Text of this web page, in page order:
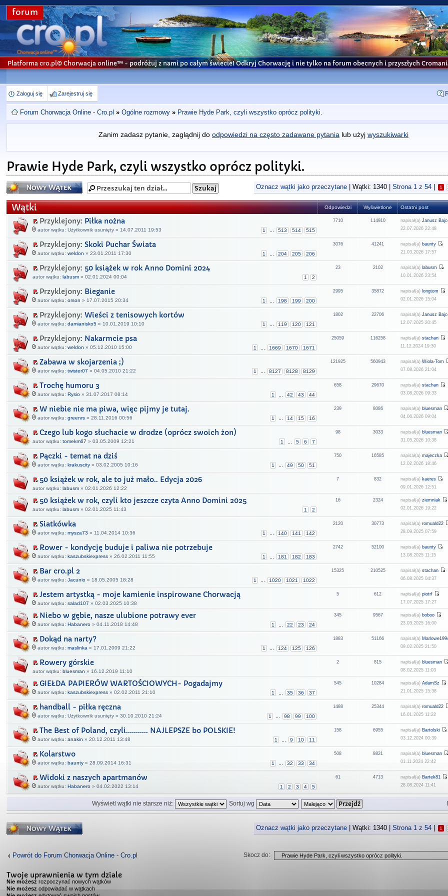
forum
Platforma cro.pl© Chorwacja online™ - podróżuj z nami po całym świecie! Odkryj Chorwację i nie tylko na forum obecnych i przyszłych
Zaloguj się Zarejestruj się
Forum Chorwacja Online - Cro.pl » Ogólne rozmowy » Prawie Hyde Park, czyli wszystko oprócz polityki.
Zanim zadasz pytanie, zaglądnij do odpowiedzi na często zadawane pytania lub użyj wyszukiwarki
Prawie Hyde Park, czyli wszystko oprócz polityki.
Napisz wątek Oznacz wątki jako przeczytane| Wątki: 1340 | Strona 1z 54| 1
Wątki Odpowiedzi Wyświetlone Ostatni post
Przyklejony: Piłka nożna
1 513 514 515
autor wątku: Użytkownik usunięty » 14.07.2011 19:53
7710 114910 napisał(a) Janusz
22.07.2026 22:48
Przyklejony: Skoki Puchar Świata
1 204 205 206
autor wątku:weldon » 23.01.2011 17:30
3076 41241 napisał(a) baunty
21.03.2026 17:57
Przyklejony: 50 książek w rok Anno Domini 2024
1 2
autor wątku:labusm » 02.01.2024 00:04
23 2102 napisał(a) labusm
10.01.2026 23:54
Przyklejony: Bieganie
1 198 199 200
autor wątku:orson » 17.07.2015 20:34
2995 35872 napisał(a) longtom
02.01.2026 15:04
Przyklejony: Wieści z tenisowych kortów
1 119 120 121
autor wątku:damianisko5 » 10.01.2019 10:10
1802 22706 napisał(a) Janusz
12.07.2025 20:45
Przyklejony: Nakarmcie psa
1 1669 1670 1671
autor wątku:weldon » 05.12.2010 15:00
25059 116258 napisał(a) stachan
11.12.2024 19:30
Zabawa w skojarzenia ;)
1 8127 8128 8129
autor wątku:twister07 » 04.05.2010 21:22
121925 560943 napisał(a) Wiola-Tom
07.08.2026 21:04
Trochę humoru 3
1 42 43 44
autor wątku:Rysio » 31.07.2017 08:14
658 29670 napisał(a) stachan
03.08.2026 09:33
W niebie nie ma piwa, więc pijmy je tutaj.
1 14 15 16
autor wątku:greenrs » 28.11.2016 00:56
239 8086 napisał(a) bluesman
04.06.2026 09:04
Czego lub kogo słuchacie w drodze (oprócz swoich żon)
1 5 6 7
autor wątku:tomekm67 » 03.05.2009 12:21
98 3033 napisał(a) bluesman
31.05.2026 10:38
Pączki - temat na dziś
1 49 50 51
autor wątku:krakuscity » 03.02.2005 10:16
750 16585 napisał(a) majeczka
12.02.2026 18:46
50 książek w rok, ale to już mało.. Edycja 2026
autor wątku:labusm » 02.01.2026 12:22
7 832 napisał(a) kaeres
09.01.2026 12:51
50 książek w rok, czyli kto jeszcze czyta Anno Domini 2025
1 2
autor wątku:labusm » 02.01.2025 11:43
16 2324 napisał(a) ziemniak
02.01.2026 19:22
Siatkówka
1 140 141 142
autor wątku:mysza73 » 11.04.2014 10:36
2120 30773 napisał(a) romuald22
28.09.2025 07:59
Rower - kondycję buduje i paliwa nie potrzebuje
1 181 182 183
autor wątku:kaszubskiexpress » 26.02.2011 11:55
2742 52100 napisał(a) baunty
13.08.2025 11:15
Bar cro.pl 2
1 1020 1021 1022
autor wątku:Jacunio » 18.05.2005 18:28
15325 210525 napisał(a) stachan
06.08.2025 04:37
Jestem artystką - moje kamienie inspirowane Chorwacją
autor wątku:salad107 » 02.03.2025 10:38
5 612 napisał(a) piotrf
17.07.2025 17:27
Niebo w gębie, nasze ulubione potrawy ever
1 22 23 24
autor wątku:Habanero » 04.11.2018 14:48
345 9567 napisał(a) boboo
23.03.2025 16:00
Dokąd na narty?
1 124 125 126
autor wątku:maslinka » 17.01.2009 21:22
1883 51166 napisał(a)
09.02.2025 21:50
Rowery górskie
autor wątku:bluesman » 16.12.2019 11:10
2 815 napisał(a) bluesman
08.02.2025 11:03
GIEŁDA PAPIERÓW WARTOŚCIOWYCH- Pogadajmy
1 35 36 37
autor wątku:kaszubskiexpress » 02.02.2011 21:10
545 10284 napisał(a) AdamSz
21.01.2025 15:38
handball - piłka ręczna
1 98 99 100
autor wątku: Użytkownik usunięty » 30.10.2010 21:24
1488 25344 napisał(a) romuald22
16.01.2025 11:22
The Best of Poland, czyli........... NAJLEPSZE bo POLSKIE!
1 9 10 11
autor wątku:anakin » 20.12.2011 13:48
158 6955 napisał(a) Bartolski
03.12.2024 00:39
Kolarstwo
1 32 33 34
autor wątku:baunty » 28.09.2014 16:31
508 8821 napisał(a) bluesman
01.11.2024 22:42
Widoki z naszych apartmanów
1 2 3 4 5
autor wątku:Habanero » 04.02.2022 13:14
61 4713 napisał(a) Bartek81
28.08.2024 11:41
Wyświetl wątki nie starsze niż: Sortuj wg
Napisz wątek Oznacz wątki jako przeczytane| Wątki: 1340 | Strona 1z 54| 1
Powrót do Forum Chorwacja Online - Cro.pl Skocz do:
Twoje uprawnienia w tym dziale
Nie możesz rozpoczynać nowych wątków
Nie możesz odpowiadać w wątkach